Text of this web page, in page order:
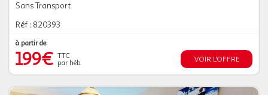
Sans Transport
Réf : 820393
à partir de
199€ TTC
par héb.
VOIR L'OFFRE